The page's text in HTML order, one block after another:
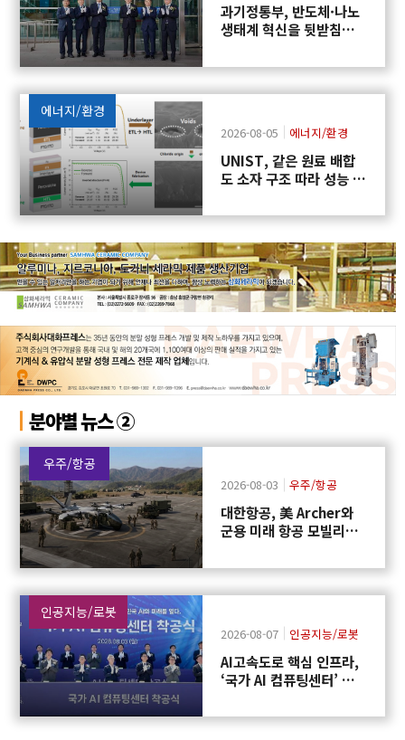
과기정통부, 반도체·나노
생태계 혁신을 뒷받침하
출범
에너지/환경
2026-08-05 에너지/환경
UNIST, 같은 원료 배합
도 소자 구조 따라 성능 달
분야별 뉴스 ②
우주/항공
2026-08-03 우주/항공
대한항공, 美 Archer와
군용 미래 항공 모빌리티
인공지능/로봇
2026-08-07 인공지능/로봇
AI고속도로 핵심 인프라,
‘국가 AI 컴퓨팅센터’ 구